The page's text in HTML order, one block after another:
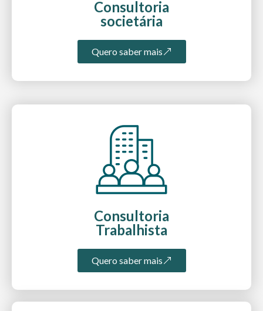
Consultoria
societária
Quero saber mais
Consultoria
Trabalhista
Quero saber mais